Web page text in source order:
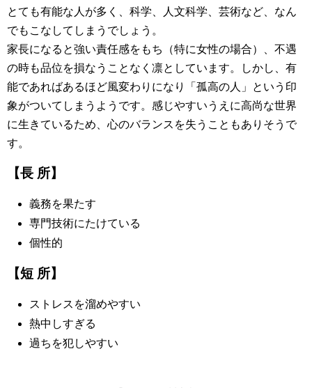
とても有能な人が多く、科学、人文科学、芸術など、なん
でもこなしてしまうでしょう。
家長になると強い責任感をもち（特に女性の場合）、不遇
の時も品位を損なうことなく凛としています。しかし、有
能であればあるほど風変わりになり「孤高の人」という印
象がついてしまうようです。感じやすいうえに高尚な世界
に生きているため、心のバランスを失うこともありそうで
す。
【長 所】
義務を果たす
専門技術にたけている
個性的
【短 所】
ストレスを溜めやすい
熱中しすぎる
過ちを犯しやすい